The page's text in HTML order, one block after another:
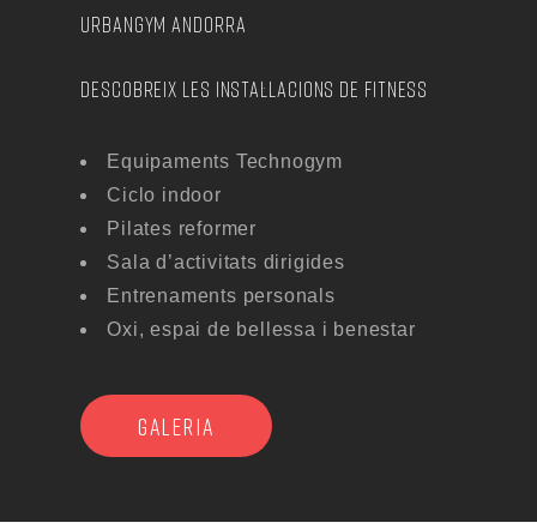
URBANGYM ANDORRA
DESCOBREIX LES INSTAL·LACIONS DE FITNESS
Equipaments Technogym
Ciclo indoor
Pilates reformer
Sala d’activitats dirigides
Entrenaments personals
Oxi, espai de bellessa i benestar
GALERIA